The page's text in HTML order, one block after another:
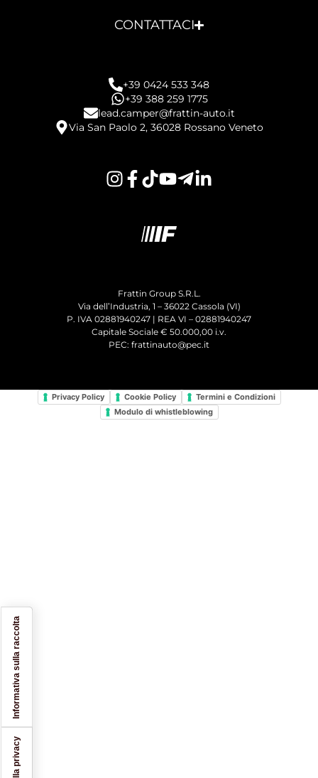
CONTATTACI
+39 0424 533 348
+39 388 259 1775
lead.camper@frattin-auto.it
Via San Paolo 2, 36028 Rossano Veneto
Frattin Group S.R.L.
Via dell’Industria, 1 – 36022 Cassola (VI)
P. IVA 02881940247 | REA VI – 02881940247
Capitale Sociale € 50.000,00 i.v.
PEC: frattinauto@pec.it
Privacy Policy Cookie Policy
Termini e Condizioni
Modulo di whistleblowing
Informativa sulla raccolta